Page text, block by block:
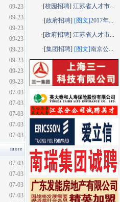
·[校园招聘]江苏省人才市...
·[政府招聘] [图文]2017年...
·[政府招聘]江苏省人才市...
·[集团招聘] [图文]南京公...
09-23
09-23
09-23
09-23
09-23
09-23
09-23
09-23
07-03
07-03
07-03
07-03
07-03
more
07-03
07-03
07-03
07-03